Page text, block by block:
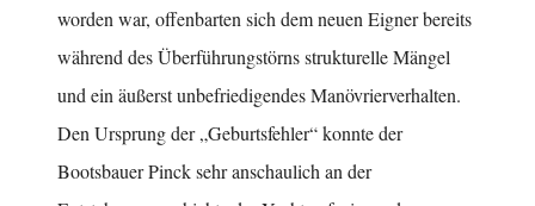
worden war, offenbarten sich dem neuen Eigner bereits
während des Überführungstörns strukturelle Mängel
und ein äußerst unbefriedigendes Manövrierverhalten.
Den Ursprung der „Geburtsfehler“ konnte der
Bootsbauer Pinck sehr anschaulich an der